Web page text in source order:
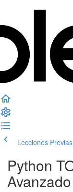
Lecciones Previas
Python